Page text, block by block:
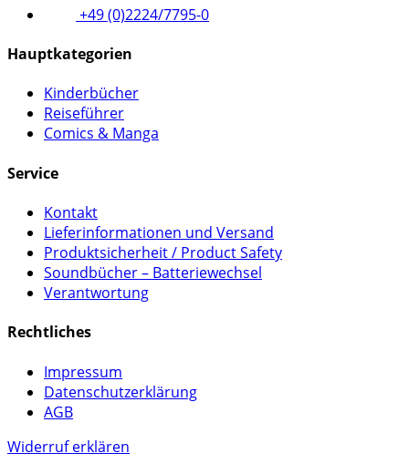
+49 (0)2224/7795-0
Hauptkategorien
Kinderbücher
Reiseführer
Comics & Manga
Service
Kontakt
Lieferinformationen und Versand
Produktsicherheit / Product Safety
Soundbücher – Batteriewechsel
Verantwortung
Rechtliches
Impressum
Datenschutzerklärung
AGB
Widerruf erklären